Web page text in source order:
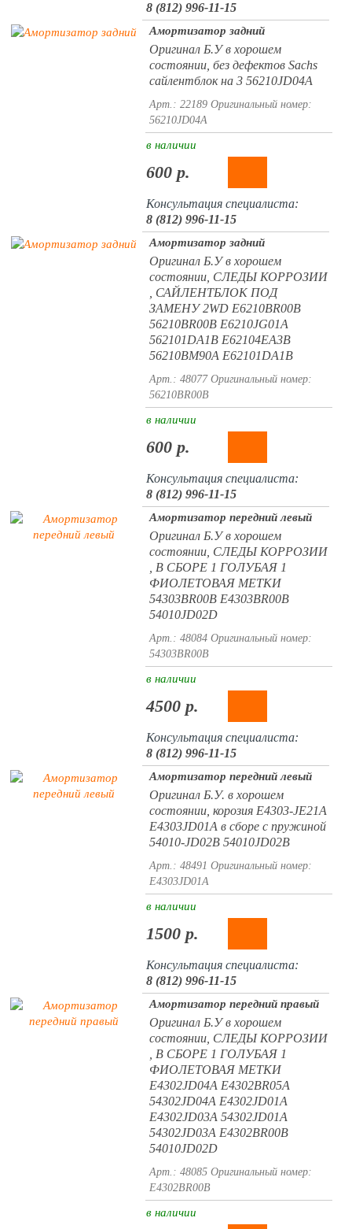
8 (812) 996-11-15
Амортизатор задний
Оригинал Б.У в хорошем
состоянии, без дефектов Sachs
сайлентблок на 3 56210JD04A
Арт.: 22189 Оригинальный номер:
56210JD04A
в наличии
600 р.
Консультация специалиста:
8 (812) 996-11-15
Амортизатор задний
Оригинал Б.У в хорошем
состоянии, СЛЕДЫ КОРРОЗИИ
, САЙЛЕНТБЛОК ПОД
ЗАМЕНУ 2WD E6210BR00B
56210BR00B E6210JG01A
562101DA1B E62104EA3B
56210BM90A E62101DA1B
Арт.: 48077 Оригинальный номер:
56210BR00B
в наличии
600 р.
Консультация специалиста:
8 (812) 996-11-15
Амортизатор передний левый
Оригинал Б.У в хорошем
состоянии, СЛЕДЫ КОРРОЗИИ
, В СБОРЕ 1 ГОЛУБАЯ 1
ФИОЛЕТОВАЯ МЕТКИ
54303BR00B E4303BR00B
54010JD02D
Арт.: 48084 Оригинальный номер:
54303BR00B
в наличии
4500 р.
Консультация специалиста:
8 (812) 996-11-15
Амортизатор передний левый
Оригинал Б.У. в хорошем
состоянии, корозия E4303-JE21A
E4303JD01A в сборе с пружиной
54010-JD02B 54010JD02B
Арт.: 48491 Оригинальный номер:
E4303JD01A
в наличии
1500 р.
Консультация специалиста:
8 (812) 996-11-15
Амортизатор передний правый
Оригинал Б.У в хорошем
состоянии, СЛЕДЫ КОРРОЗИИ
, В СБОРЕ 1 ГОЛУБАЯ 1
ФИОЛЕТОВАЯ МЕТКИ
E4302JD04A E4302BR05A
54302JD04A E4302JD01A
E4302JD03A 54302JD01A
54302JD03A E4302BR00B
54010JD02D
Арт.: 48085 Оригинальный номер:
E4302BR00B
в наличии